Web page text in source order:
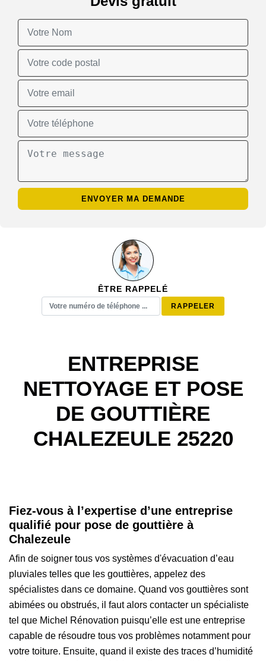
ÊTRE RAPPELÉ
ENTREPRISE
NETTOYAGE ET POSE
DE GOUTTIÈRE
CHALEZEULE 25220
Fiez-vous à l’expertise d’une entreprise
qualifié pour pose de gouttière à
Chalezeule
Afin de soigner tous vos systèmes d'évacuation d’eau
pluviales telles que les gouttières, appelez des
spécialistes dans ce domaine. Quand vos gouttières sont
abimées ou obstrués, il faut alors contacter un spécialiste
tel que Michel Rénovation puisqu’elle est une entreprise
capable de résoudre tous vos problèmes notamment pour
votre toiture. Ensuite, quand il existe des traces d’humidité